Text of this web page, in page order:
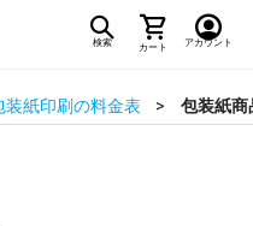
検索 カート アカウント
装紙印刷の料金表 包装紙商